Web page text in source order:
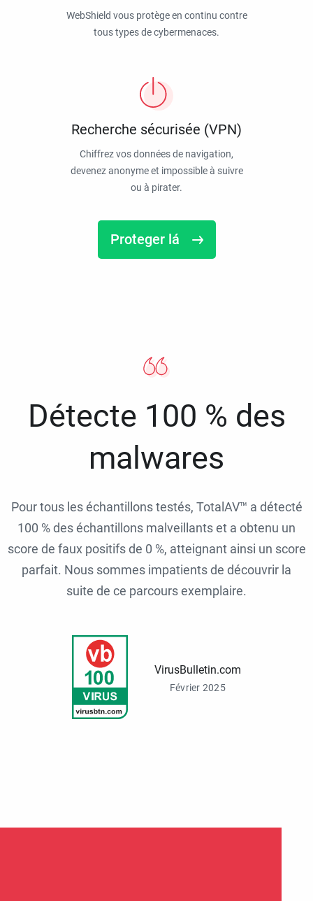
WebShield vous protège en continu contre
tous types de cybermenaces.
Recherche sécurisée (VPN)
Chiffrez vos données de navigation,
devenez anonyme et impossible à suivre
ou à pirater.
Proteger lá
Détecte 100 % des
malwares
Pour tous les échantillons testés, TotalAV™ a détecté
100 % des échantillons malveillants et a obtenu un
score de faux positifs de 0 %, atteignant ainsi un score
parfait. Nous sommes impatients de découvrir la
suite de ce parcours exemplaire.
VirusBulletin.com
Février 2025